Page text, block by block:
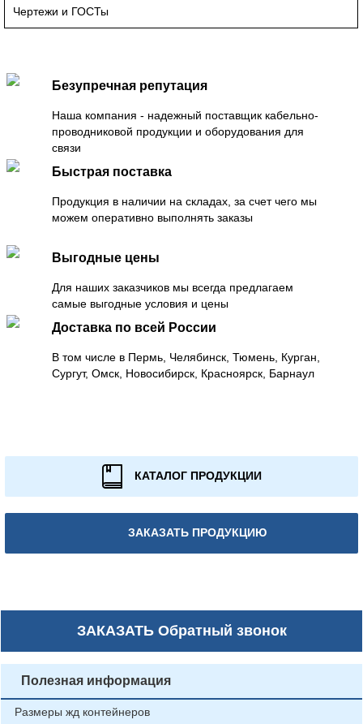
Чертежи и ГОСТы
Безупречная репутация
Наша компания - надежный поставщик кабельно-
проводниковой продукции и оборудования для
связи
Быстрая поставка
Продукция в наличии на складах, за счет чего мы
можем оперативно выполнять заказы
Выгодные цены
Для наших заказчиков мы всегда предлагаем
самые выгодные условия и цены
Доставка по всей России
В том числе в Пермь, Челябинск, Тюмень, Курган,
Сургут, Омск, Новосибирск, Красноярск, Барнаул
КАТАЛОГ ПРОДУКЦИИ
ЗАКАЗАТЬ ПРОДУКЦИЮ
ЗАКАЗАТЬОбратный звонок
Полезная информация
Размеры жд контейнеров